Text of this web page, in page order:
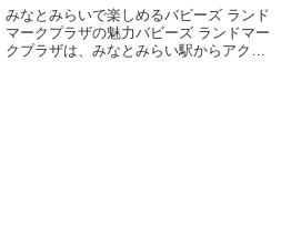
みなとみらいで楽しめるバビーズ ランド
マークプラザの魅力バビーズ ランドマー
クプラザは、みなとみらい駅からアクセ